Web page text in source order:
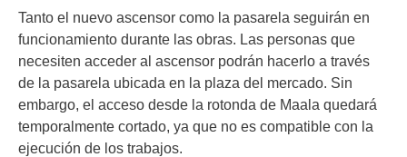
Tanto el nuevo ascensor como la pasarela seguirán en
funcionamiento durante las obras. Las personas que
necesiten acceder al ascensor podrán hacerlo a través
de la pasarela ubicada en la plaza del mercado. Sin
embargo, el acceso desde la rotonda de Maala quedará
temporalmente cortado, ya que no es compatible con la
ejecución de los trabajos.